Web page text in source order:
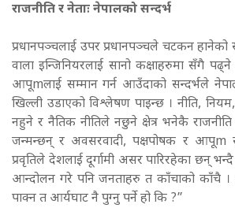
राजनीति र नेताः नेपालको सन्दर्भ
प्रधानपञ्चलाई उपर प्रधानपञ्चले चटकन हानेको
वाला इन्जिनियरलाई सानो कक्षाहरुमा सँगै पढ्ने
आपूmलाई सम्मान गर्न आउँदाको सन्दर्भले
खिल्ली उडाएको विश्लेषण पाइन्छ । नीति, नियम,
नहुने र नैतिक नीतिले नछुने क्षेत्र भनेकै
जन्मन्छन् र अवसरवादी, पक्षपोषक र आपूm
प्रवृतिले देशलाई दूर्गामी असर पारिरहेका छन्
आन्दोलन गरे पनि जनताहरु त काँचाको काँचै
पाक्न त आर्यघाट नै पुग्नु पर्ने हो कि ?”